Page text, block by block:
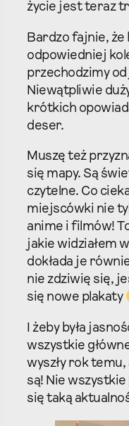
życie jest teraz
Bardzo fajnie, że
odpowiedniej
przechodzimy
Niewątpliwie
krótkich
deser.
Muszę też
się mapy. Są
czytelne. Co
miejscówki nie
anime i filmów!
jakie widziałem
dokłada je
nie zdziwię się,
się nowe plakaty
I żeby była
wszystkie
wyszły rok
są! Nie
się taką